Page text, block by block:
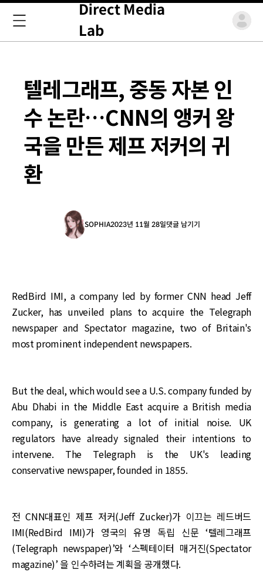
Direct Media
Lab
텔레그래프, 중동 자본 인
수 논란…CNN의 앵커 왕
국을 만든 제프 저커의 귀
환
SOPHIA2023년 11월 28일댓글 남기기
RedBird IMI, a company led by former CNN head Jeff
Zucker, has unveiled plans to acquire the Telegraph
newspaper and Spectator magazine, two of Britain's
most prominent independent newspapers.
But the deal, which would see a U.S. company funded by
Abu Dhabi in the Middle East acquire a British media
company, is generating a lot of initial noise. UK
regulators have already signaled their intentions to
intervene. The Telegraph is the UK's leading
conservative newspaper, founded in 1855.
전 CNN대표인 제프 저커(Jeff Zucker)가 이끄는 레드버드
IMI(RedBird IMI)가 영국의 유명 독립 신문 ‘텔레그래프
(Telegraph newspaper)’와 ‘스펙테이터 매거진(Spectator
magazine)’ 을 인수하려는 계획을 공개했다.